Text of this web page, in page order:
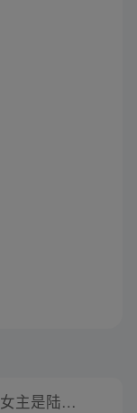
一人之下女主是陆玲珑的小说